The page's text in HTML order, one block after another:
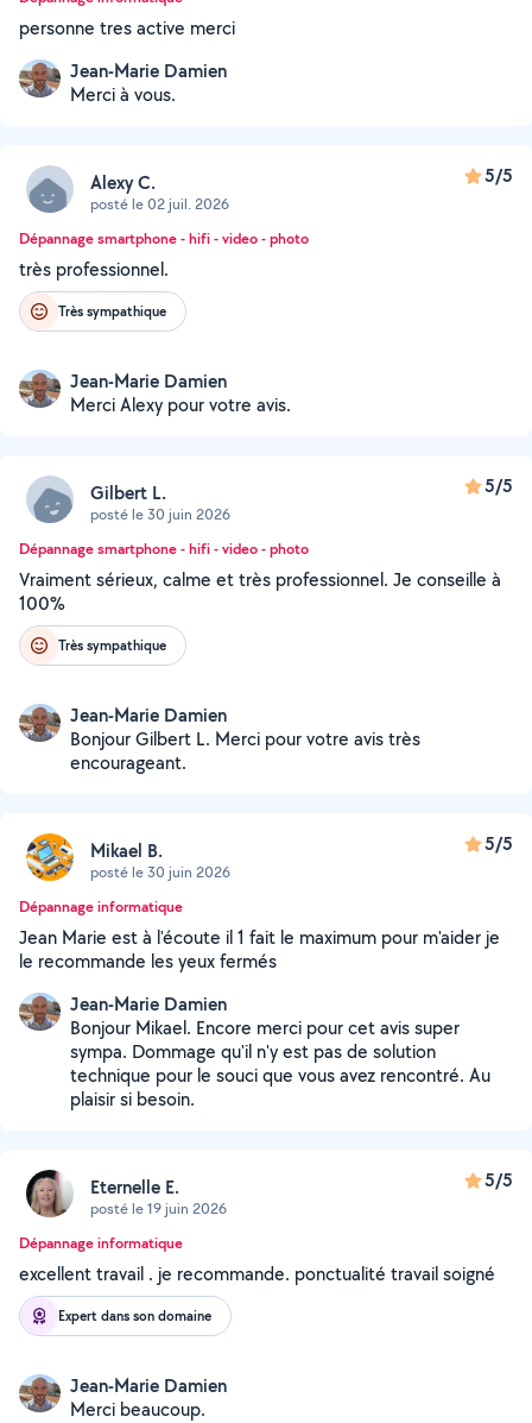
personne tres active merci
Jean-Marie Damien
Merci à vous.
Alexy C.
posté le 02 juil. 2026
5/5
Dépannage smartphone - hifi - video - photo
très professionnel.
Très sympathique
Jean-Marie Damien
Merci Alexy pour votre avis.
Gilbert L.
posté le 30 juin 2026
5/5
Dépannage smartphone - hifi - video - photo
Vraiment sérieux, calme et très professionnel. Je conseille à
100%
Très sympathique
Jean-Marie Damien
Bonjour Gilbert L. Merci pour votre avis très
encourageant.
Mikael B.
posté le 30 juin 2026
5/5
Dépannage informatique
Jean Marie est à l'écoute il 1 fait le maximum pour m'aider je
le recommande les yeux fermés
Jean-Marie Damien
Bonjour Mikael. Encore merci pour cet avis super
sympa. Dommage qu'il n'y est pas de solution
technique pour le souci que vous avez rencontré. Au
plaisir si besoin.
Eternelle E.
posté le 19 juin 2026
5/5
Dépannage informatique
excellent travail . je recommande. ponctualité travail soigné
Expert dans son domaine
Jean-Marie Damien
Merci beaucoup.